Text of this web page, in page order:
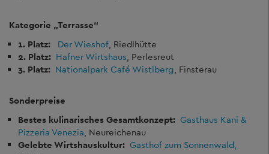
Kategorie „Terrasse“
1. Platz:
Der Wieshof , Riedlhütte
2. Platz: Hafner Wirtshaus , Perlesreut
3. Platz: Nationalpark Café Wistlberg , Finsterau
Sonderpreise
Bestes kulinarisches Gesamtkonzept: Gasthaus Kani &
Pizzeria Venezia , Neureichenau
Gelebte Wirtshauskultur: Gasthof zum Sonnenwald,